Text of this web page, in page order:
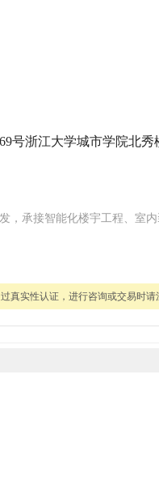
号浙江大学城市学院北秀
，承接智能化楼宇工程、室
真实性认证，进行咨询或交易时请